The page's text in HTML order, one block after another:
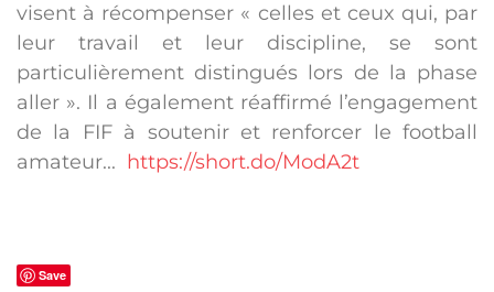
visent à récompenser « celles et ceux qui, par
leur travail et leur discipline, se sont
particulièrement distingués lors de la phase
aller ». Il a également réaffirmé l’engagement
de la FIF à soutenir et renforcer le football
amateur... https://short.do/ModA2t
Save